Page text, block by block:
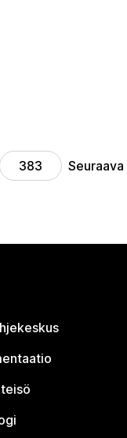
383 Seuraava